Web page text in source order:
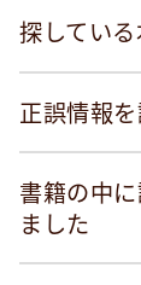
探してい
正誤情報
書籍の中
ました